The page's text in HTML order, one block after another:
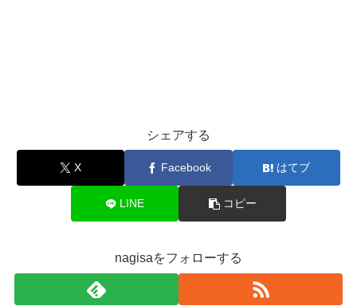
シェアする
X Facebook はてブ
LINE コピー
nagisaをフォローする